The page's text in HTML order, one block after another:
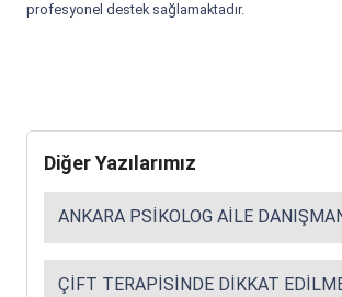
profesyonel destek sağlamaktadır.
Diğer Yazılarımız
ANKARA PSIKOLOG AILE
ÇIFT TERAPISINDE DIKKAT